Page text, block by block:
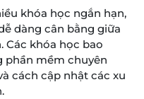
khóa học ngắn hạn,
dàng cân bằng giữa
Các khóa học bao
phần mềm chuyên
cách cập nhật các xu